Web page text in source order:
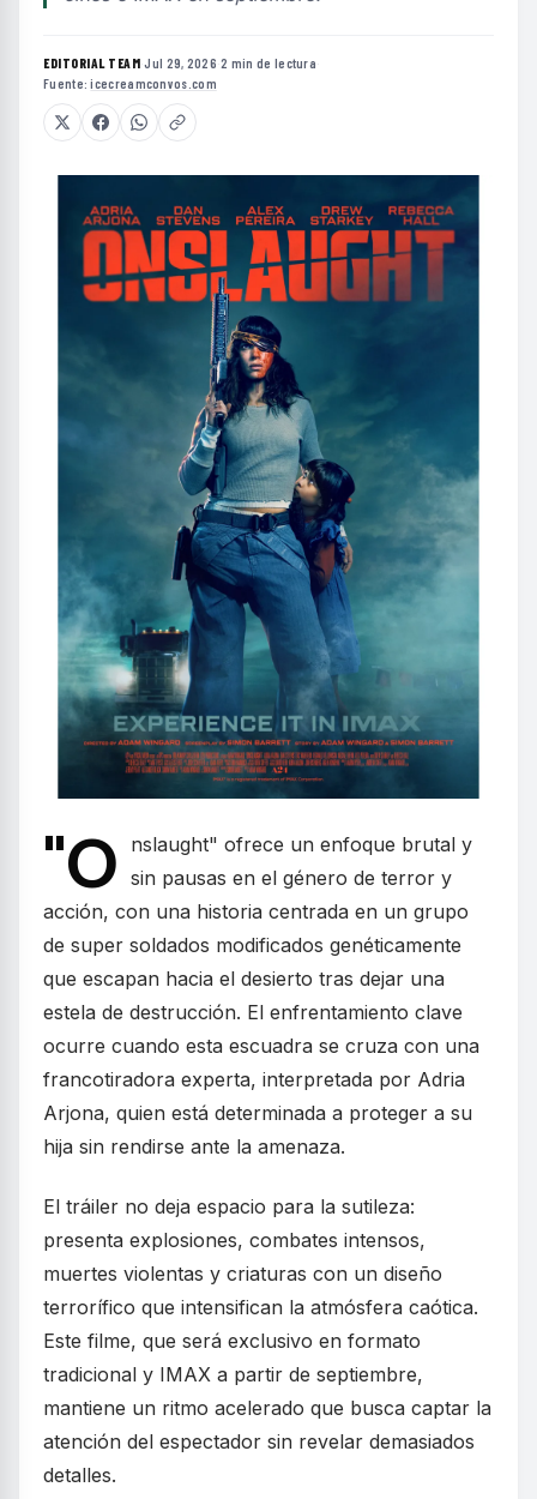
EDITORIAL TEAM·Jul 29, 2026·2 min de lectura·
Fuente:icecreamconvos.com
"O
nslaught" ofrece un enfoque brutal y
sin pausas en el género de terror y
acción, con una historia centrada en un grupo
de super soldados modificados genéticamente
que escapan hacia el desierto tras dejar una
estela de destrucción. El enfrentamiento clave
ocurre cuando esta escuadra se cruza con una
francotiradora experta, interpretada por Adria
Arjona, quien está determinada a proteger a su
hija sin rendirse ante la amenaza.
El tráiler no deja espacio para la sutileza:
presenta explosiones, combates intensos,
muertes violentas y criaturas con un diseño
terrorífico que intensifican la atmósfera caótica.
Este filme, que será exclusivo en formato
tradicional y IMAX a partir de septiembre,
mantiene un ritmo acelerado que busca captar la
atención del espectador sin revelar demasiados
detalles.